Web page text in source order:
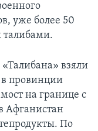
уже более 50
талибами.
взяли
в провинции
на границе с
Афганистан
По